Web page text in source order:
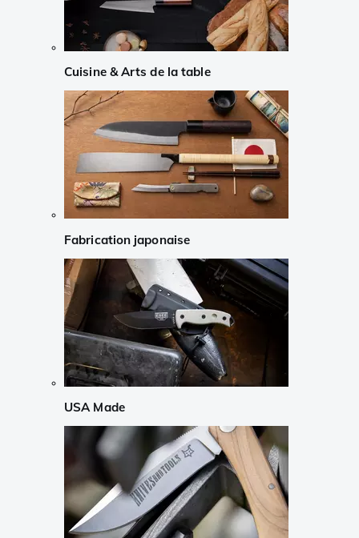
Cuisine & Arts de la table
Fabrication japonaise
USA Made